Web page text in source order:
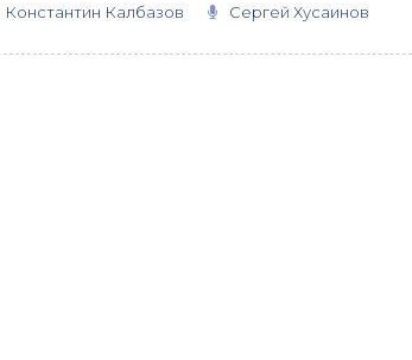
Константин Калбазов Сергей Хусаинов